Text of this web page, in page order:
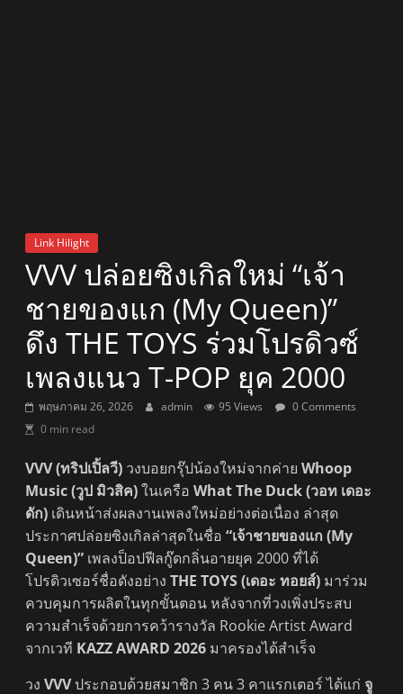
FM
ลพบุรี
Link Hilight
VVV ปล่อยซิงเกิลใหม่ “เจ้า
ชายของแก (My Queen)”
ดึง THE TOYS ร่วมโปรดิวซ์
เพลงแนว T-POP ยุค 2000
พฤษภาคม 26, 2026 admin 95 Views
0 Comments
0 min read
VVV (ทริปเปิ้ลวี) วงบอยกรุ๊ปน้องใหม่จากค่ายWhoop
Music (วูป มิวสิค)ในเครือWhat The Duck (วอท เดอะ
ดัก) เดินหน้าส่งผลงานเพลงใหม่อย่างต่อเนื่อง ล่าสุด
ประกาศปล่อยซิงเกิลล่าสุดในชื่อ“เจ้าชายของแก (My
Queen)” เพลงป็อปฟีลกู๊ดกลิ่นอายยุค 2000 ที่ได้
โปรดิวเซอร์ชื่อดังอย่างTHE TOYS (เดอะ ทอยส์) มาร่วม
ควบคุมการผลิตในทุกขั้นตอน หลังจากที่วงเพิ่งประสบ
ความสำเร็จด้วยการคว้ารางวัล Rookie Artist Award
จากเวที KAZZ AWARD 2026 มาครองได้สำเร็จ
วงVVVประกอบด้วยสมาชิก 3 คน 3 คาแรกเตอร์ ได้แก่จู